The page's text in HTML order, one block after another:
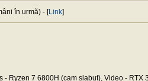
în urmă) - [Link]
- Ryzen 7 6800H (cam slabut), Video - RTX